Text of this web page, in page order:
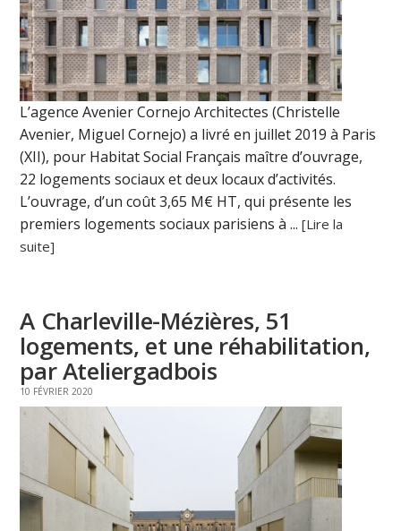
L’agence Avenier Cornejo Architectes (Christelle
Avenier, Miguel Cornejo) a livré en juillet 2019 à Paris
(XII), pour Habitat Social Français maître d’ouvrage,
22 logements sociaux et deux locaux d’activités.
L’ouvrage, d’un coût 3,65 M€ HT, qui présente les
premiers logements sociaux parisiens à ...[Lire la
suite]
A Charleville-Mézières, 51
logements, et une réhabilitation,
par Ateliergadbois
10 FÉVRIER 2020